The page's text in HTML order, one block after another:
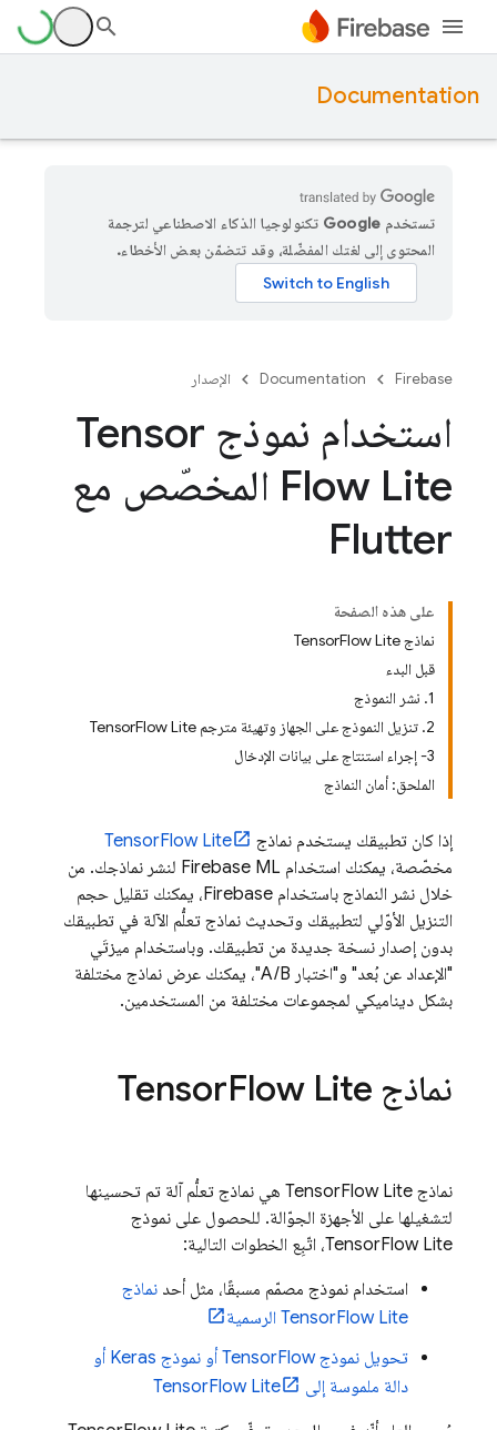
Documentation
تستخدم Google تكنولوجيا الذكاء الاصطناعي لترجمة
المحتوى إلى لغتك المفضّلة، وقد تتضمّن بعض الأخطاء.
Firebase
Documentation الإصدار
استخدام نموذج Tensor
Flow Lite المخصّص مع
Flutter
على هذه الصفحة
نماذج TensorFlow Lite
قبل البدء
1. نشر النموذج
2. تنزيل النموذج على الجهاز وتهيئة مترجم TensorFlow Lite
3- إجراء استنتاج على بيانات الإدخال
الملحق: أمان النماذج
إذا كان تطبيقك يستخدم نماذج
TensorFlow Lite
مخصّصة، يمكنك استخدام Firebase ML لنشر نماذجك. من
خلال نشر النماذج باستخدام Firebase، يمكنك تقليل حجم
التنزيل الأوّلي لتطبيقك وتحديث نماذج تعلُّم الآلة في تطبيقك
بدون إصدار نسخة جديدة من تطبيقك. وباستخدام ميزتَي
"الإعداد عن بُعد" و"اختبار A/B"، يمكنك عرض نماذج مختلفة
بشكل ديناميكي لمجموعات مختلفة من المستخدمين.
نماذج Tensor Flow Lite
نماذج TensorFlow Lite هي نماذج تعلُّم آلة تم تحسينها
لتشغيلها على الأجهزة الجوّالة. للحصول على نموذج
TensorFlow Lite، اتّبِع الخطوات التالية:
استخدام نموذج مصمّم مسبقًا، مثل أحد نماذج
TensorFlow Lite الرسمية
تحويل نموذج TensorFlow أو نموذج Keras أو
دالة ملموسة إلى TensorFlow Lite